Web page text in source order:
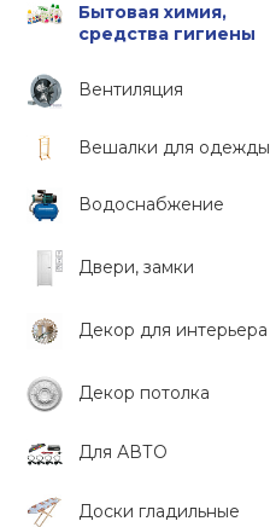
Бытовая химия,
средства гигиены
Вентиляция
Вешалки для одежды
Водоснабжение
Двери, замки
Декор для интерьера
Декор потолка
Для АВТО
Доски гладильные